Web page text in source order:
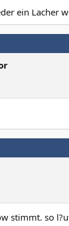
ein Lacher
stimmt. so